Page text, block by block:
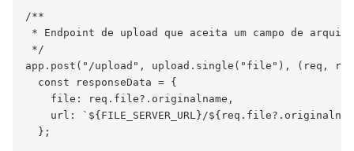
/**
* Endpoint de upload que aceita um campo de
*/
app.post("/upload", upload.single("file"), (req,
  const responseData = {
    file: req.file?.originalname,
url: `${FILE_SERVER_URL}/
  };